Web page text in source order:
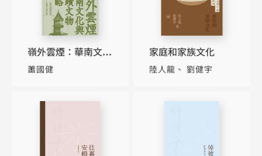
嶺外雲煙：華南文化
與古蹟文物紀略
蕭國健
家庭和家族文化
陸人龍 劉健宇